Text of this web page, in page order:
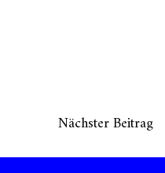
Nächster Beitrag